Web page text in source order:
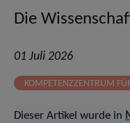
Die
01 Juli 2026
KOMPETENZZENTRUM
Dieser Artikel wurde in